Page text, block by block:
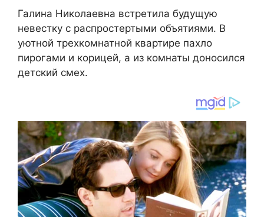
Галина Николаевна встретила будущую
невестку с распростертыми объятиями. В
уютной трехкомнатной квартире пахло
пирогами и корицей, а из комнаты доносился
детский смех.